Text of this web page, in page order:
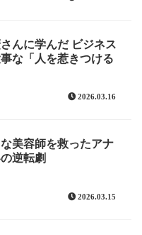
んに学んだ ビジネス
な「人を惹きつける
2026.03.16
美容師を救ったアナ
逆転劇
2026.03.15